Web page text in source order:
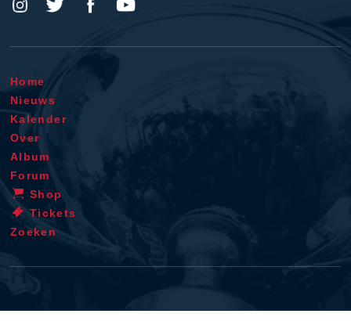
Home
Nieuws
Kalender
Over
Album
Forum
Shop
Tickets
Zoeken